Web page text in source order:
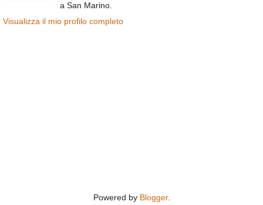
a San Marino.
Visualizza il mio profilo completo
Powered by Blogger.